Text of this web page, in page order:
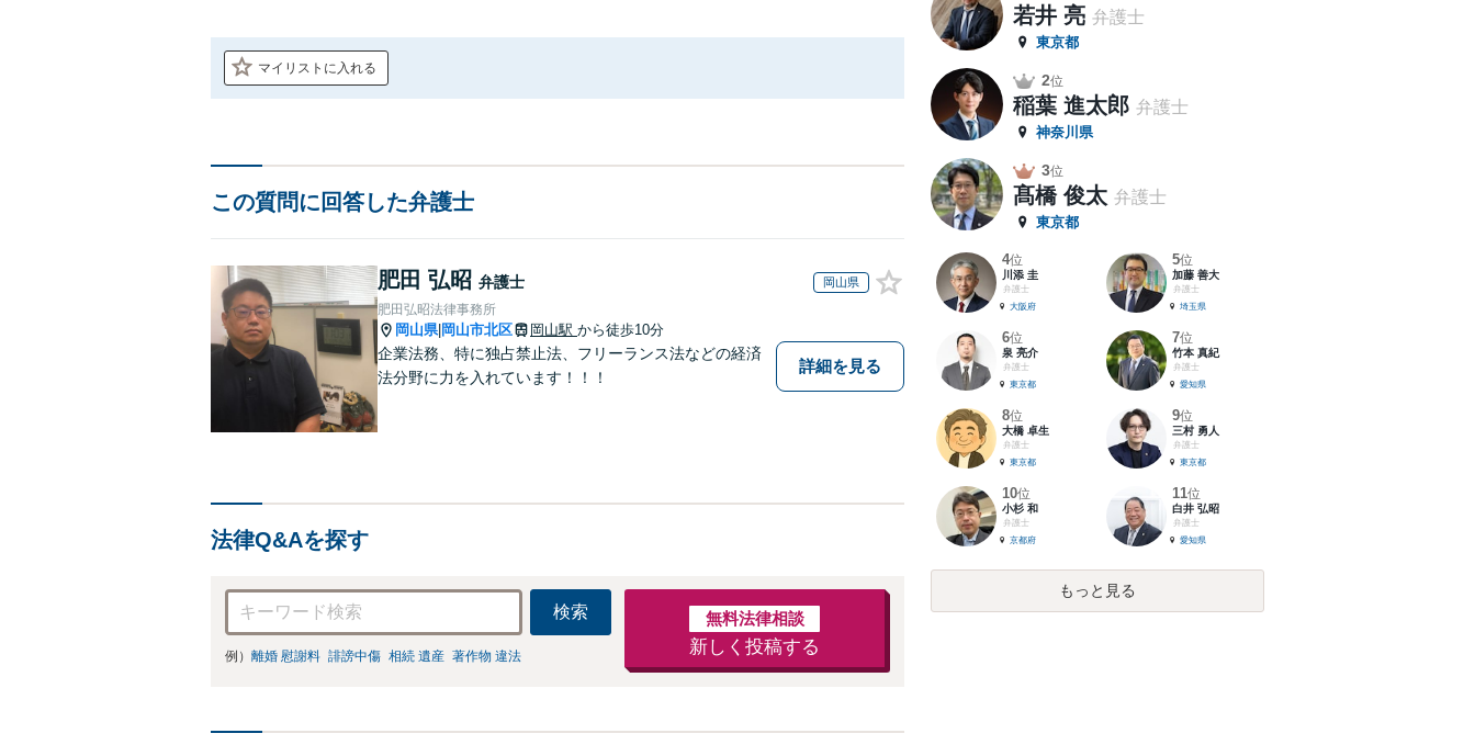
マイリストに入れる
この質問に回答した弁護士
肥田 弘昭 弁護士 岡山県
肥田弘昭法律事務所
岡山県| 岡山市北区 岡山駅 から徒歩10分
企業法務、特に独占禁止法、フリーランス法などの経済
法分野に力を入れています！！！
詳細を見る
法律Q&Aを探す
検索
例） 離婚 慰謝料 誹謗中傷 相続 遺産 著作物 違法
無料法律相談
新しく投稿する
若井 亮 弁護士
東京都
2位
稲葉 進太郎 弁護士
神奈川県
3位
髙橋 俊太 弁護士
東京都
4位
川添 圭
弁護士
大阪府
5位
加藤 善大
弁護士
埼玉県
6位
泉 亮介
弁護士
東京都
7位
竹本 真紀
弁護士
愛知県
8位
大橋 卓生
弁護士
東京都
9位
三村 勇人
弁護士
東京都
10位
小杉 和
弁護士
京都府
11位
白井 弘昭
弁護士
愛知県
もっと見る